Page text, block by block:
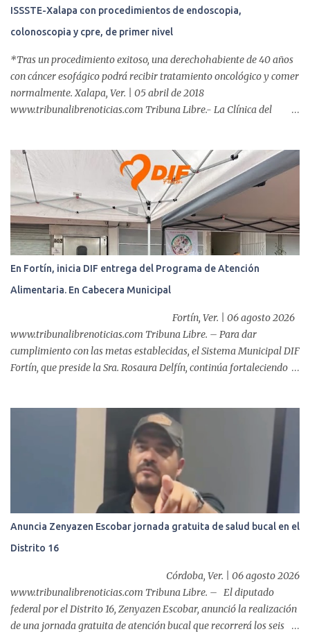
ISSSTE-Xalapa con procedimientos de endoscopia,
colonoscopia y cpre, de primer nivel
*Tras un procedimiento exitoso, una derechohabiente de 40 años
con cáncer esofágico podrá recibir tratamiento oncológico y comer
normalmente. Xalapa, Ver. | 05 abril de 2018
www.tribunalibrenoticias.com Tribuna Libre.- La Clínica del
incluyen endoscopia, colonoscopia y colangiopancreatografía
retrógrada endoscópica (CPRE), con equipo de alta tecnología de
videoendoscopia gástrica y con especialistas certificados. Además
se cuenta con endoscopios de última tecnología que permiten
diagnósticos con mayor certeza y sin dolor para el paciente, a
través de la atención de un equipo de profesionales
multidisciplinario: tres endoscopistas, anestesiólogo y personal
auxiliar y de enfermería. En esta semana, se realizó un nuevo caso
de éxito, pues a través de la colocación de un stent metálico
esofágico, una derechohabiente con un tumor en el ...
En Fortín, inicia DIF entrega del Programa de Atención
Alimentaria. En Cabecera Municipal
Fortín, Ver. | 06 agosto 2026
www.tribunalibrenoticias.com Tribuna Libre. – Para dar
cumplimiento con las metas establecidas, el Sistema Municipal DIF
Fortín, que preside la Sra. Rosaura Delfín, continúa fortaleciendo
Días y Primera Infancia” que inició este miércoles en la cabecera
municipal. Se trata de una estrategia que busca contribuir al
desarrollo y la nutrición de niñas, niños y mujeres en esta
importante etapa de vida. Durante la jornada, en la explanada del
Súper Ahorros, el director del organismo asistencial, Lic. Carlos
Adiel Pereda, realizó un recorrido por las sedes de entre...
Anuncia Zenyazen Escobar jornada gratuita de salud bucal en el
Distrito 16
Córdoba, Ver. | 06 agosto 2026
www.tribunalibrenoticias.com Tribuna Libre. – El diputado
federal por el Distrito 16, Zenyazen Escobar, anunció la realización
de una jornada gratuita de atención bucal que recorrerá los seis